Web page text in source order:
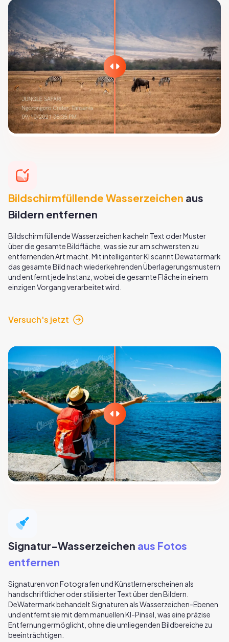
Bildschirmfüllende Wasserzeichen aus
Bildern entfernen
Bildschirmfüllende Wasserzeichen kacheln Text oder Muster
über die gesamte Bildfläche, was sie zur am schwersten zu
entfernenden Art macht. Mit intelligenter KI scannt Dewatermark
das gesamte Bild nach wiederkehrenden Überlagerungsmustern
und entfernt jede Instanz, wobei die gesamte Fläche in einem
einzigen Vorgang verarbeitet wird.
Versuch's jetzt
Signatur-Wasserzeichen aus Fotos
entfernen
Signaturen von Fotografen und Künstlern erscheinen als
handschriftlicher oder stilisierter Text über den Bildern.
DeWatermark behandelt Signaturen als Wasserzeichen-Ebenen
und entfernt sie mit dem manuellen KI-Pinsel, was eine präzise
Entfernung ermöglicht, ohne die umliegenden Bildbereiche zu
beeinträchtigen.